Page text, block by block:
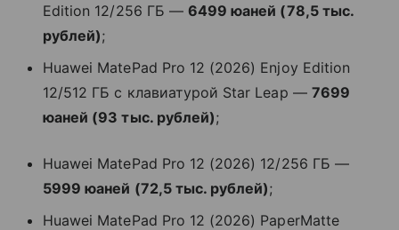
Edition 12/256 ГБ — 6499 юаней (78,5 тыс.
рублей);
Huawei MatePad Pro 12 (2026) Enjoy Edition
12/512 ГБ с клавиатурой Star Leap — 7699
юаней (93 тыс. рублей);
Huawei MatePad Pro 12 (2026) 12/256 ГБ —
5999 юаней (72,5 тыс. рублей);
Huawei MatePad Pro 12 (2026) PaperMatte